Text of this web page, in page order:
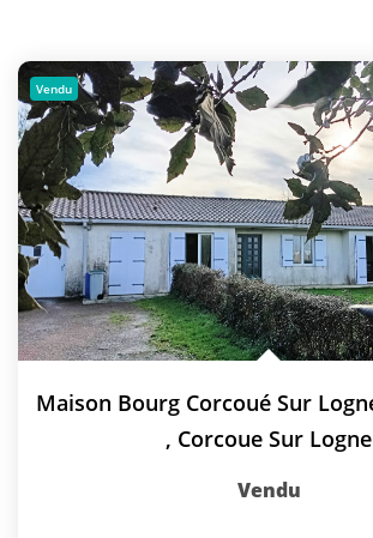
Vendu
, Corcoue Sur Logne
Vendu